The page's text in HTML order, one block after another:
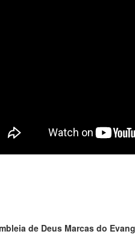
de Deus Marcas do